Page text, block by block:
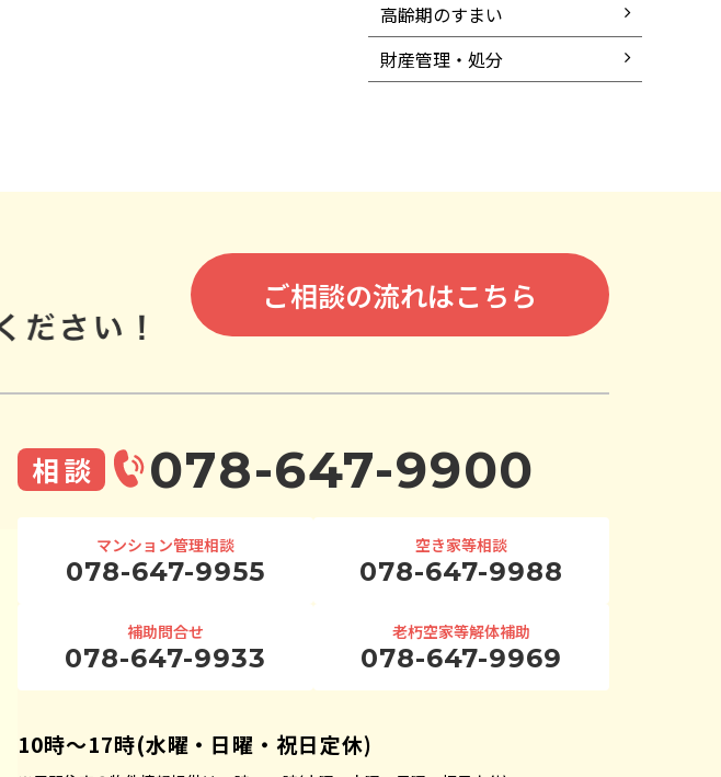
高齢期のすまい
財産管理・処分
ご相談の流れはこちら
相談 078-647-9900
マンション管理相談
078-647-9955
空き家等相談
078-647-9988
補助問合せ
078-647-9933
老朽空家等解体補助
078-647-9969
10時〜17時(水曜・日曜・祝日定休)